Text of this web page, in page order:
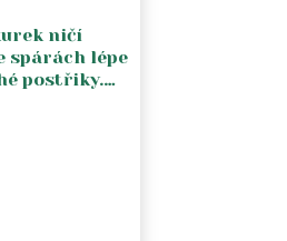
ničí
spárách lépe
postřiky.